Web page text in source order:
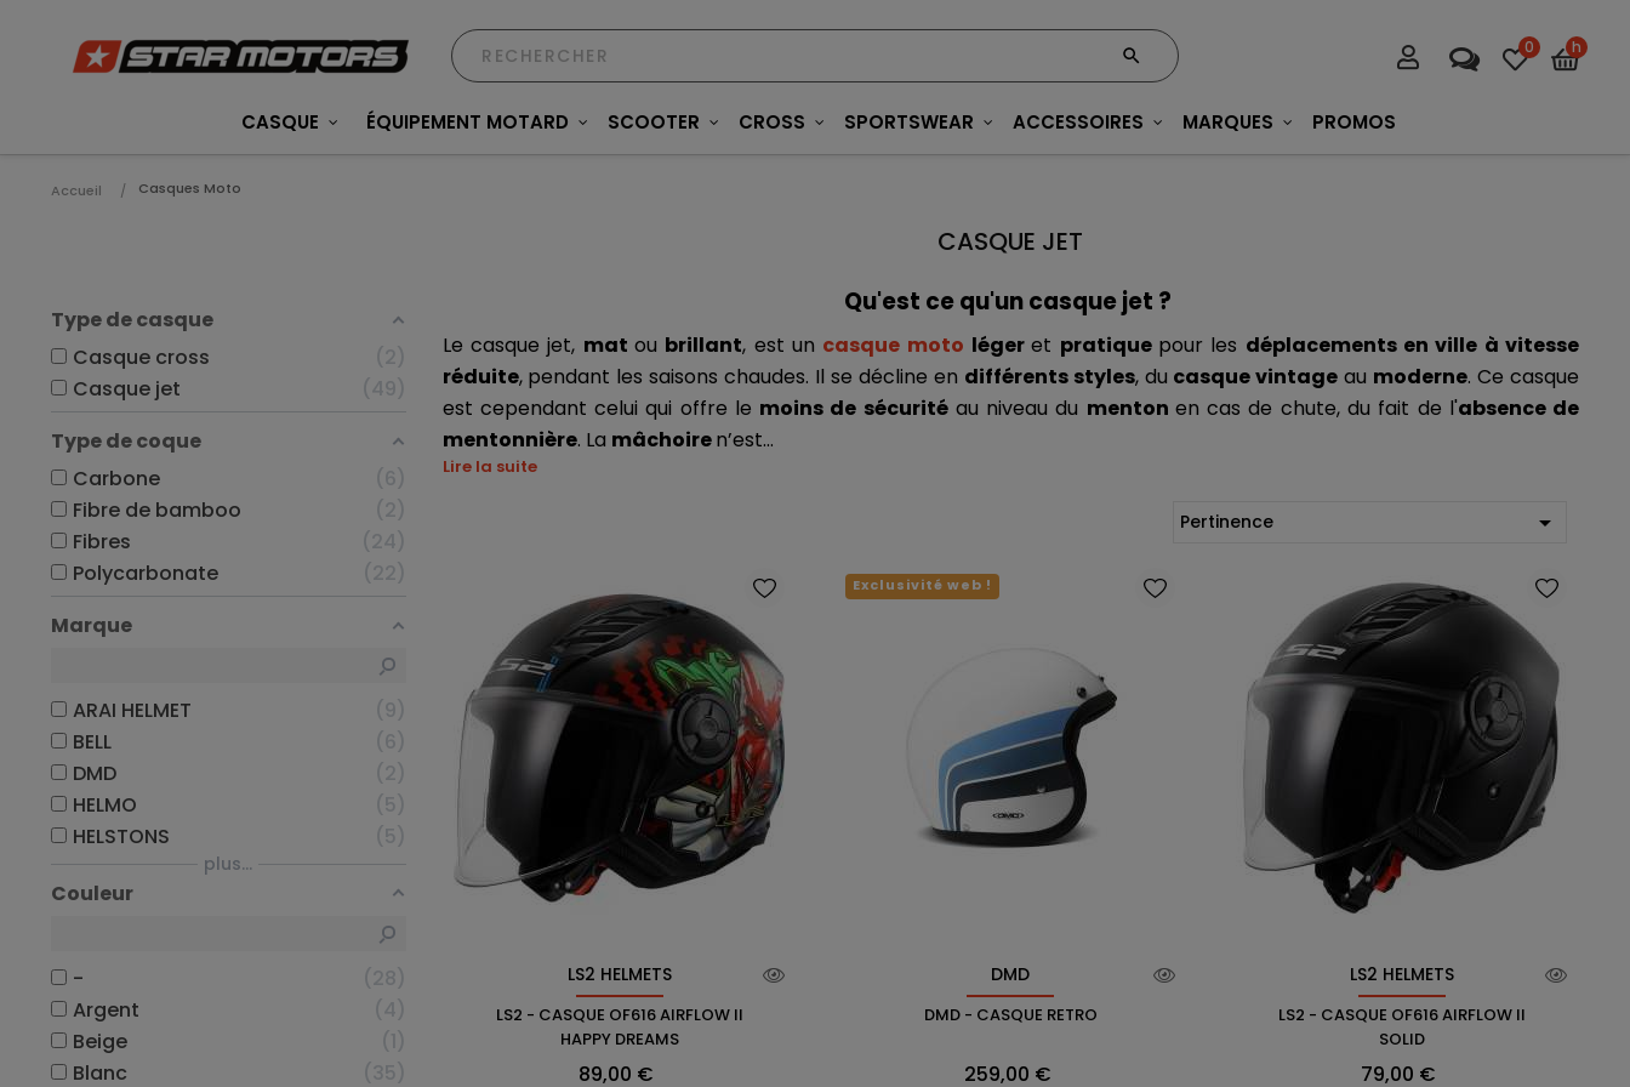
0 h
CASQUE ÉQUIPEMENT MOTARD SCOOTER CROSS SPORTSWEAR ACCESSOIRES MARQUES PROMOS
Accueil Casques Moto
Type de casque
Casque cross
2
Casque jet
49
Type de coque
Carbone
6
Fibre de bamboo
2
Fibres
24
Polycarbonate
22
Marque
ARAI HELMET
9
BELL
6
DMD
2
HELMO
5
HELSTONS
5
plus...
Couleur
-
28
Argent
4
Beige
1
Blanc
35
CASQUE JET
Qu'est ce qu'un casque jet ?
Le casque jet, mat ou brillant, est un casque moto léger et pratique pour les déplacements en ville à vitesse
réduite, pendant les saisons chaudes. Il se décline en différents styles, du casque vintage au moderne. Ce casque
est cependant celui qui offre le moins de sécurité au niveau du menton en cas de chute, du fait de l'absence de
mentonnière. La mâchoire n’est...
Lire la suite
Pertinence 
LS2 HELMETS
LS2 - CASQUE OF616 AIRFLOW II
HAPPY DREAMS
Prix
89,00 €
Exclusivité web !
DMD
DMD - CASQUE RETRO
Prix
259,00 €
LS2 HELMETS
LS2 - CASQUE OF616 AIRFLOW II
SOLID
Prix
79,00 €